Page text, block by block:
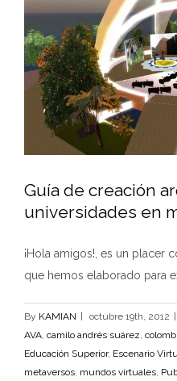
Guía de creación
universidades en
¡Hola amigos!, es un placer
que hemos elaborado para
By KAMIAN octubre 19th, 2012
AVA, camilo andrés suárez,
Educación Superior, Escenario
metaversos, mundos virtuales,